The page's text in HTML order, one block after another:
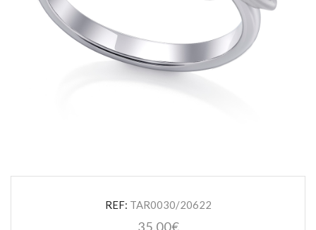
REF: TAR0030/20622
35,00€